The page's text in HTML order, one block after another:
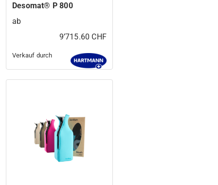
Desomat® P 800
ab
9’715.60 CHF
Verkauf durch